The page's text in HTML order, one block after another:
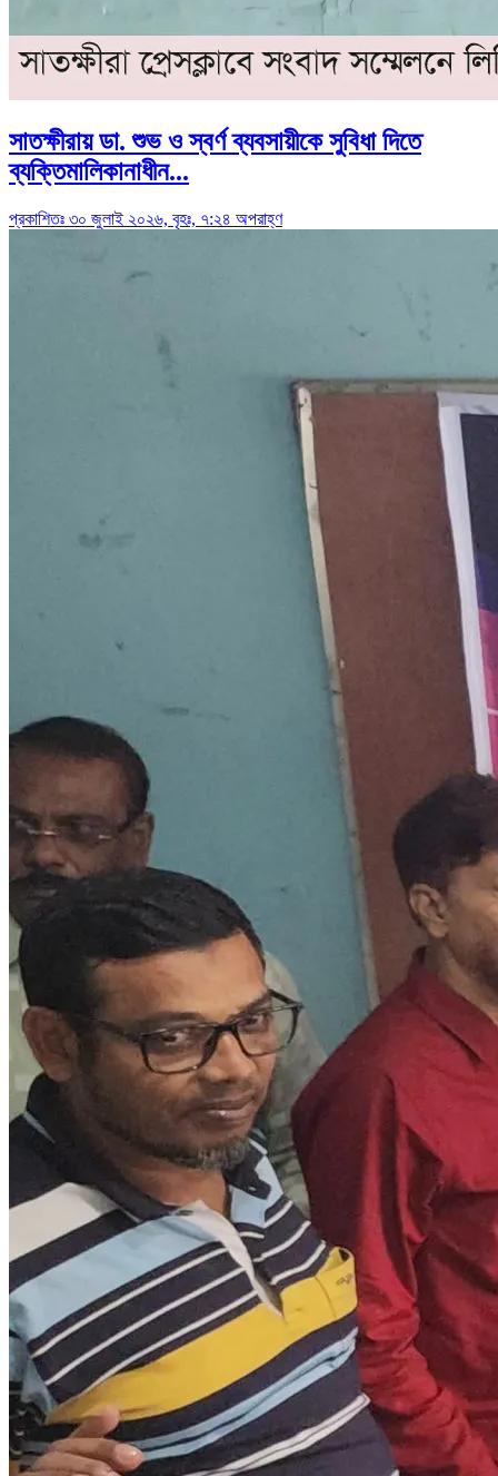
সাতক্ষীরায় ডা. শুভ ও স্বর্ণ ব্যবসায়ীকে সুবিধা দিতে
ব্যক্তিমালিকানাধীন...
প্রকাশিতঃ ৩০ জুলাই ২০২৬, বৃহঃ, ৭:২৪ অপরাহ্ণ